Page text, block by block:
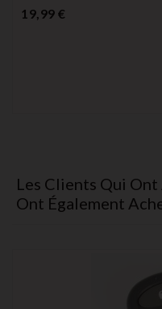
19,99 €
Les Clients Qui
Ont Également